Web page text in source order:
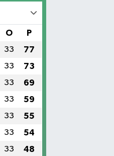
O P
33 77
33 73
33 69
33 59
33 55
33 54
33 48